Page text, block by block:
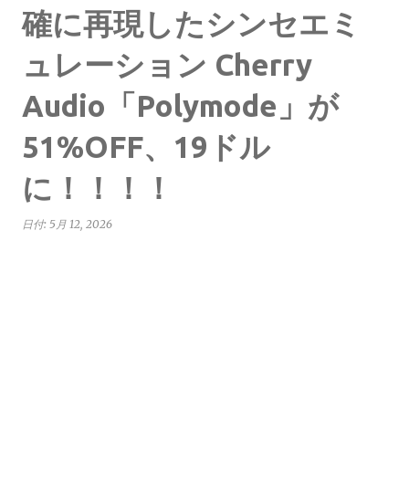
確に再現したシンセエミ
ュレーション Cherry
Audio「Polymode」が
51%OFF、19ドル
に！！！！
日付: 5月 12, 2026